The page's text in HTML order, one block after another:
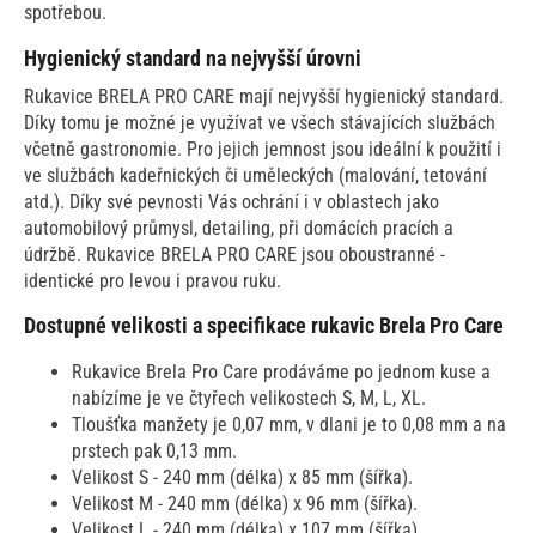
spotřebou.
Hygienický standard na nejvyšší úrovni
Rukavice BRELA PRO CARE mají nejvyšší hygienický standard.
Díky tomu je možné je využívat ve všech stávajících službách
včetně gastronomie. Pro jejich jemnost jsou ideální k použití i
ve službách kadeřnických či uměleckých (malování, tetování
atd.). Díky své pevnosti Vás ochrání i v oblastech jako
automobilový průmysl, detailing, při domácích pracích a
údržbě. Rukavice BRELA PRO CARE jsou oboustranné -
identické pro levou i pravou ruku.
Dostupné velikosti a specifikace rukavic Brela Pro Care
Rukavice Brela Pro Care prodáváme po jednom kuse a
nabízíme je ve čtyřech velikostech S, M, L, XL.
Tloušťka manžety je 0,07 mm, v dlani je to 0,08 mm a na
prstech pak 0,13 mm.
Velikost S - 240 mm (délka) x 85 mm (šířka).
Velikost M - 240 mm (délka) x 96 mm (šířka).